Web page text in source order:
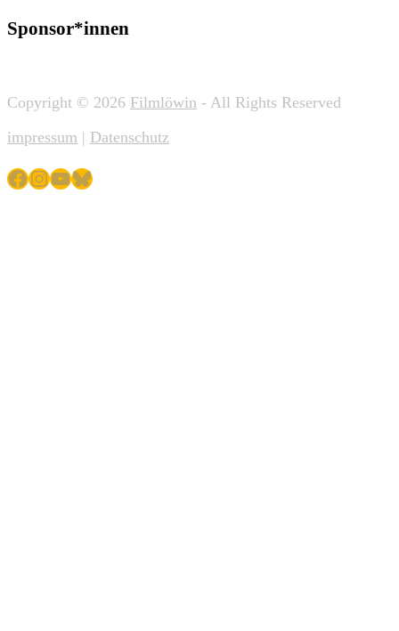
Sponsor*innen
Copyright © 2026 Filmlöwin - All Rights Reserved
impressum | Datenschutz
Facebook
Instagram
YouTube
Bluesky